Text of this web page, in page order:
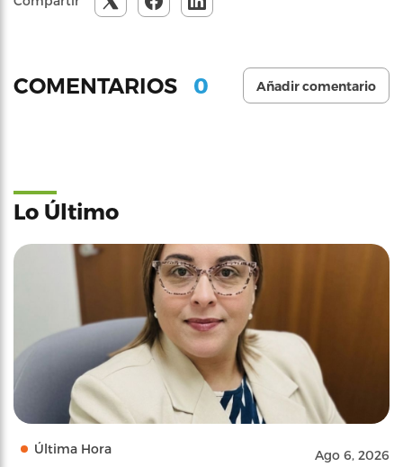
COMENTARIOS 0 Añadir comentario
Lo Último
Última Hora Ago 6, 2026